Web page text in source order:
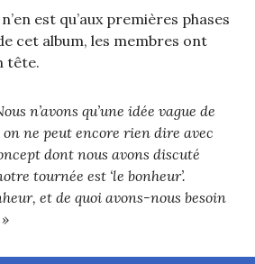
est qu’aux premières phases
cet album, les membres ont
tête.
n’avons qu’une idée vague de
ne peut encore rien dire avec
dont nous avons discuté
tournée est ‘le bonheur’.
et de quoi avons-nous besoin